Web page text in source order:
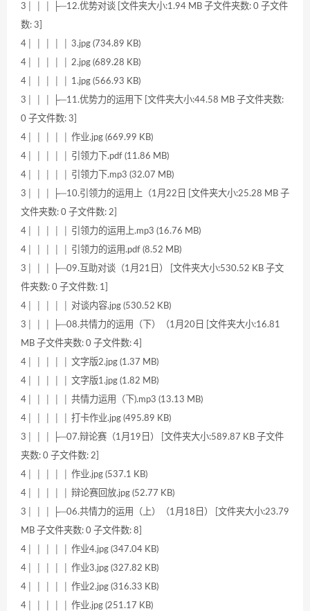
3│ │ │ ├─12.优势对谈 [文件夹大小:1.94 MB 子文件夹数: 0 子文件
数: 3]
4│ │ │ │ │ 3.jpg (734.89 KB)
4│ │ │ │ │ 2.jpg (689.28 KB)
4│ │ │ │ │ 1.jpg (566.93 KB)
3│ │ │ ├─11.优势力的运用下 [文件夹大小:44.58 MB 子文件夹数:
0 子文件数: 3]
4│ │ │ │ │ 作业.jpg (669.99 KB)
4│ │ │ │ │ 引领力下.pdf (11.86 MB)
4│ │ │ │ │ 引领力下.mp3 (32.07 MB)
3│ │ │ ├─10.引领力的运用上（1月22日 [文件夹大小:25.28 MB 子
文件夹数: 0 子文件数: 2]
4│ │ │ │ │ 引领力的运用上.mp3 (16.76 MB)
4│ │ │ │ │ 引领力的运用.pdf (8.52 MB)
3│ │ │ ├─09.互助对谈（1月21日） [文件夹大小:530.52 KB 子文
件夹数: 0 子文件数: 1]
4│ │ │ │ │ 对谈内容.jpg (530.52 KB)
3│ │ │ ├─08.共情力的运用（下）（1月20日 [文件夹大小:16.81
MB 子文件夹数: 0 子文件数: 4]
4│ │ │ │ │ 文字版2.jpg (1.37 MB)
4│ │ │ │ │ 文字版1.jpg (1.82 MB)
4│ │ │ │ │ 共情力运用（下).mp3 (13.13 MB)
4│ │ │ │ │ 打卡作业.jpg (495.89 KB)
3│ │ │ ├─07.辩论赛（1月19日） [文件夹大小:589.87 KB 子文件
夹数: 0 子文件数: 2]
4│ │ │ │ │ 作业.jpg (537.1 KB)
4│ │ │ │ │ 辩论赛回放.jpg (52.77 KB)
3│ │ │ ├─06.共情力的运用（上）（1月18日） [文件夹大小:23.79
MB 子文件夹数: 0 子文件数: 8]
4│ │ │ │ │ 作业4.jpg (347.04 KB)
4│ │ │ │ │ 作业3.jpg (327.82 KB)
4│ │ │ │ │ 作业2.jpg (316.33 KB)
4│ │ │ │ │ 作业.jpg (251.17 KB)